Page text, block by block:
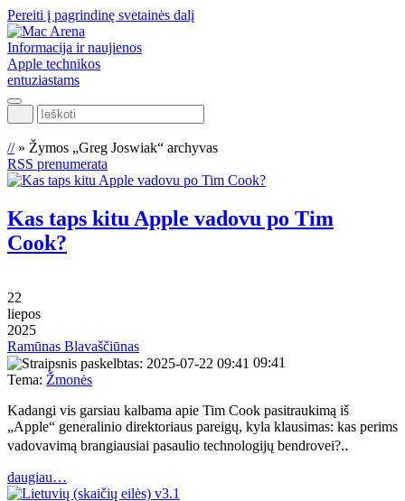
Pereiti į pagrindinę svetainės dalį
Informacija ir naujienos
Apple technikos
entuziastams
Ieškoti
//» Žymos „Greg Joswiak“ archyvas
RSS prenumerata
Kas taps kitu Apple vadovu po Tim
Cook?
22
liepos
2025
Ramūnas Blavaščiūnas
09:41
Tema: Žmonės
Kadangi vis garsiau kalbama apie Tim Cook pasitraukimą iš
„Apple“ generalinio direktoriaus pareigų, kyla klausimas: kas perims
vadovavimą brangiausiai pasaulio technologijų bendrovei?‥
daugiau…